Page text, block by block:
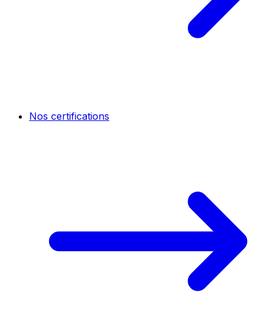
Nos certifications